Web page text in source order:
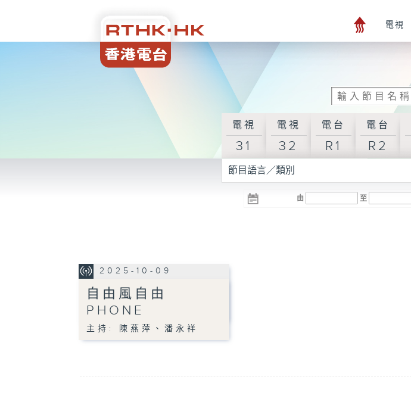
電視
電視
31
電視
32
電台
R1
電台
R2
節目語言／類別
由 至
2025-10-09
自由風自由
PHONE
主持: 陳燕萍、潘永祥